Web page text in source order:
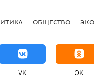
ОБЩЕСТВО
VK OK